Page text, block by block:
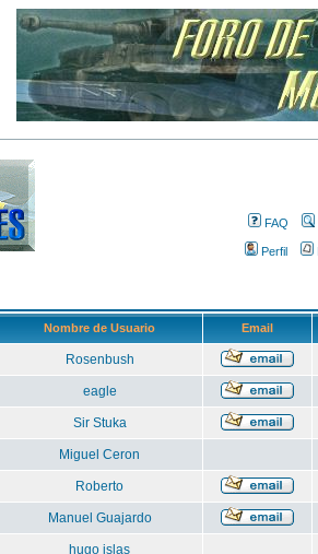
FAQ
Perfil
Nombre de Usuario Email
Rosenbush
eagle
Sir Stuka
Miguel Ceron
Roberto
Manuel Guajardo
hugo islas